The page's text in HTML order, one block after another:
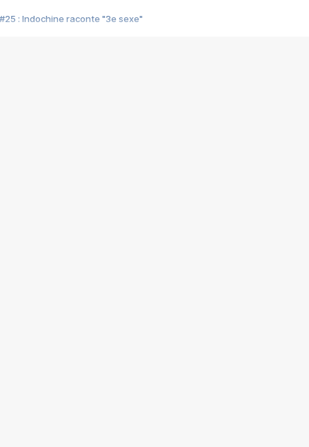
#25 : Indochine raconte "3e sexe"